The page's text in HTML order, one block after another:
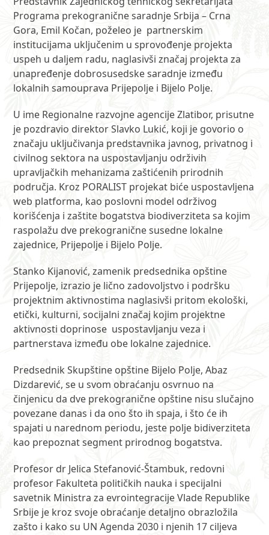
Programa prekogranične saradnje Srbija – Crna
Gora, Emil Kočan, poželeo je partnerskim
institucijama uključenim u sprovođenje projekta
uspeh u daljem radu, naglasivši značaj projekta za
unapređenje dobrosusedske saradnje između
lokalnih samouprava Prijepolje i Bijelo Polje.
U ime Regionalne razvojne agencije Zlatibor, prisutne
je pozdravio direktor Slavko Lukić, koji je govorio o
značaju uključivanja predstavnika javnog, privatnog i
civilnog sektora na uspostavljanju održivih
upravljačkih mehanizama zaštićenih prirodnih
područja. Kroz PORALIST projekat biće uspostavljena
web platforma, kao poslovni model održivog
korišćenja i zaštite bogatstva biodiverziteta sa kojim
raspolažu dve prekogranične susedne lokalne
zajednice, Prijepolje i Bijelo Polje.
Stanko Kijanović, zamenik predsednika opštine
Prijepolje, izrazio je lično zadovoljstvo i podršku
projektnim aktivnostima naglasivši pritom ekološki,
etički, kulturni, socijalni značaj kojim projektne
aktivnosti doprinose uspostavljanju veza i
partnerstava između obe lokalne zajednice.
Predsednik Skupštine opštine Bijelo Polje, Abaz
Dizdarević, se u svom obraćanju osvrnuo na
činjenicu da dve prekogranične opštine nisu slučajno
povezane danas i da ono što ih spaja, i što će ih
spajati u narednom periodu, jeste polje bidiverziteta
kao prepoznat segment prirodnog bogatstva.
Profesor dr Jelica Stefanović-Štambuk, redovni
profesor Fakulteta političkih nauka i specijalni
savetnik Ministra za evrointegracije Vlade Republike
Srbije je kroz svoje obraćanje detaljno obrazložila
zašto i kako su UN Agenda 2030 i njenih 17 ciljeva